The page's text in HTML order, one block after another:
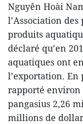
Nguyên Hoài
l’Association
produits
déclaré qu’en
aquatiques ont
l’exportation.
rapporté environ
pangasius 2,26
millions de